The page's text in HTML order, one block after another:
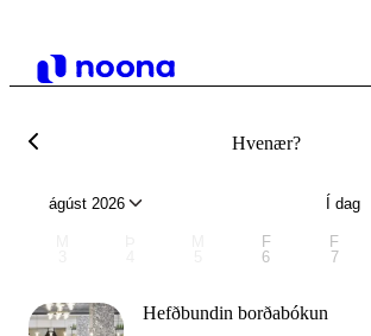
Hvenær?
ágúst 2026 Í dag
F
6
F
7
Hefðbundin borðabókun